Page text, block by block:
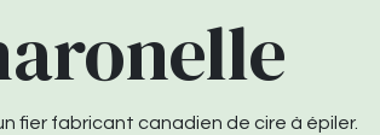
fier fabricant canadien de cire à épiler.